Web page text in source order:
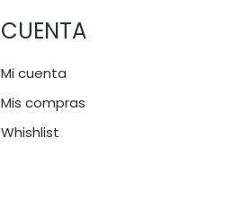
CUENTA
Mi cuenta
Mis compras
Whishlist